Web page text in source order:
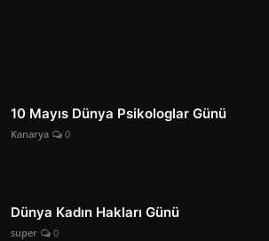
10 Mayıs Dünya Psikologlar Günü
Kanarya 0
Dünya Kadın Hakları Günü
super 0